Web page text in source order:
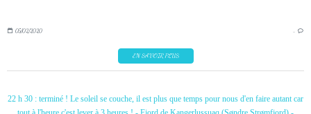
05/02/2020 …
EN SAVOIR PLUS
22 h 30 : terminé ! Le soleil se couche, il est plus que temps pour nous d'en faire autant car